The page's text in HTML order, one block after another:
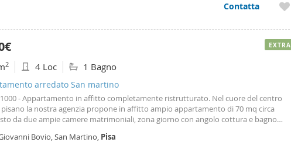
Contatta
2 4 Loc 1 Bagno
arredato San martino
1000 - Appartamento in affitto completamente ristrutturato. Nel cuore del centro
la nostra agenzia propone in affitto ampio appartamento di 70 mq circa
da due ampie camere matrimoniali, zona giorno con angolo cottura e bagno
Chiude la proprietà comodo posto
Bovio, San Martino, Pisa
EXTRA